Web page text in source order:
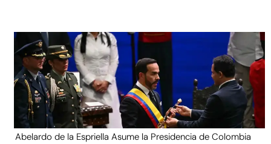
Abelardo de la Espriella Asume la Presidencia de Colombia